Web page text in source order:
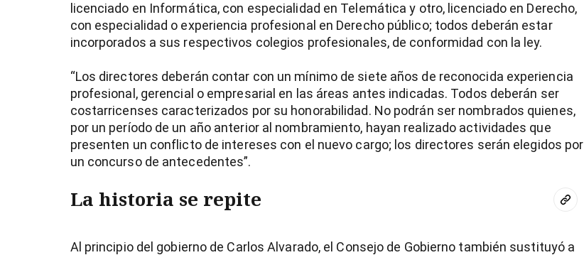
licenciado en Informática, con especialidad en Telemática y otro, licenciado en Derecho,
con especialidad o experiencia profesional en Derecho público; todos deberán estar
incorporados a sus respectivos colegios profesionales, de conformidad con la ley.
“Los directores deberán contar con un mínimo de siete años de reconocida experiencia
profesional, gerencial o empresarial en las áreas antes indicadas. Todos deberán ser
costarricenses caracterizados por su honorabilidad. No podrán ser nombrados quienes,
por un período de un año anterior al nombramiento, hayan realizado actividades que
presenten un conflicto de intereses con el nuevo cargo; los directores serán elegidos por
un concurso de antecedentes”.
La historia se repite
Al principio del gobierno de Carlos Alvarado, el Consejo de Gobierno también sustituyó a